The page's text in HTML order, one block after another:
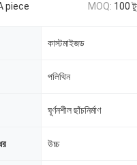
piece MOQ: 100
কাস্টমাইজড
পলিথিন
ঘূর্ণনশীল ছাঁচনির্মাণ
উচ্চ